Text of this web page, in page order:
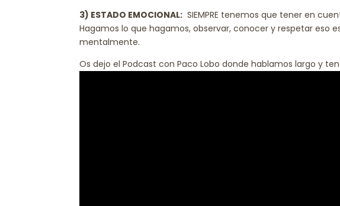
3) ESTADO EMOCIONAL: SIEMPRE tenemos que tener en
Hagamos lo que hagamos, observar, conocer y respetar eso
mentalmente.
Os dejo el Podcast con Paco Lobo donde hablamos largo y